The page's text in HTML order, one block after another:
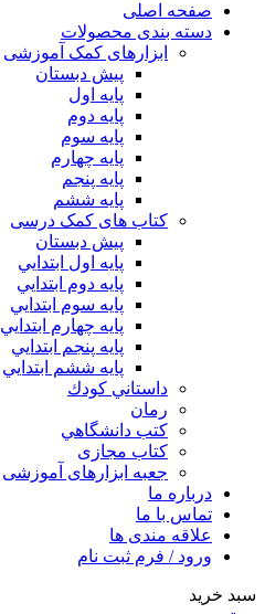
صفحه اصلی
دسته بندی محصولات
ابزارهای کمک آموزشی
پیش دبستان
پایه اول
پایه دوم
پایه سوم
پایه چهارم
پايه پنجم
پایه ششم
کتاب های کمک درسی
پیش دبستان
پايه اول ابتدايي
پايه دوم ابتدايي
پايه سوم ابتدايي
پايه چهارم ابتدايي
پايه پنجم ابتدايي
پايه ششم ابتدايي
داستاني كودك
رمان
كتب دانشگاهي
کتاب مجازی
جعبه ابزارهای آموزشی
درباره ما
تماس با ما
علاقه مندی ها
ورود / فرم ثبت نام
سبد خرید